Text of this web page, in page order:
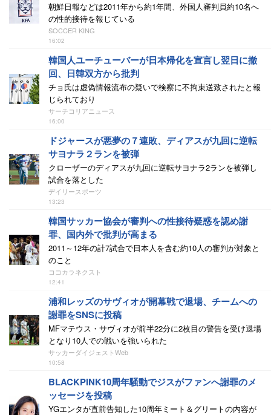
朝鮮日報などは2011年から約1年間、外国人審判員約10名へ
の性的接待を報じている
SOCCER KING
16:02
韓国人ユーチューバーが日本帰化を宣言し翌日に撤
回、日韓双方から批判
チョ氏は虚偽情報流布の疑いで検察に不拘束送致されたと報
じられており
サーチコリアニュース
16:00
ドジャースが悪夢の７連敗、ディアスが九回に逆転
サヨナラ２ランを被弾
クローザーのディアスが九回に逆転サヨナラ2ランを被弾し
試合を落とした
デイリースポーツ
13:23
韓国サッカー協会が審判への性接待疑惑を認め謝
罪、国内外で批判が高まる
2011～12年の計7試合で日本人を含む約10人の審判が対象と
のこと
ココカラネクスト
12:41
浦和レッズのサヴィオが開幕戦で退場、チームへの
謝罪をSNSに投稿
MFマテウス・サヴィオが前半22分に2枚目の警告を受け退場
となり10人での戦いを強いられた
サッカーダイジェストWeb
10:58
BLACKPINK10周年騒動でジスがファンへ謝罪のメ
ッセージを投稿
YGエンタが直前告知した10周年ミート＆グリートの内容が